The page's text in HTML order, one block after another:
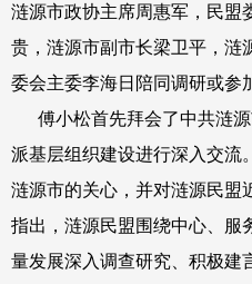
涟源市政协主席周惠军，民盟
贵，涟源市副市长梁卫平，涟
委会主委李海日陪同调研或参
傅小松首先拜会了中共涟源
派基层组织建设进行深入交流
涟源市的关心，并对涟源民盟
指出，涟源民盟围绕中心、服
量发展深入调查研究、积极建